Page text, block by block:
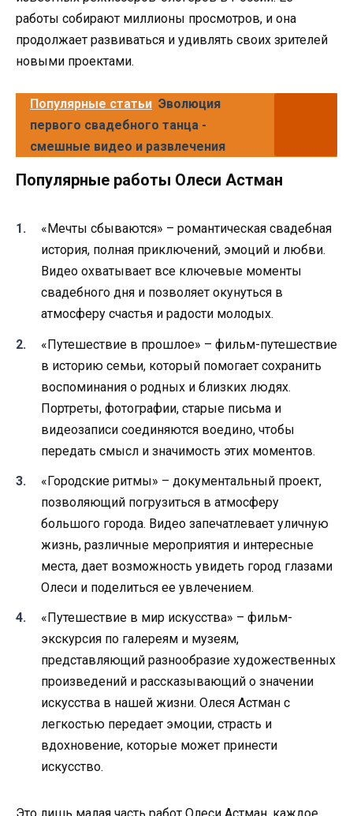
работы собирают миллионы просмотров, и она
продолжает развиваться и удивлять своих зрителей
новыми проектами.
Популярные статьи Эволюция
первого свадебного танца -
смешные видео и развлечения
Популярные работы Олеси Астман
«Мечты сбываются» – романтическая свадебная
история, полная приключений, эмоций и любви.
Видео охватывает все ключевые моменты
свадебного дня и позволяет окунуться в
атмосферу счастья и радости молодых.
«Путешествие в прошлое» – фильм-путешествие
в историю семьи, который помогает сохранить
воспоминания о родных и близких людях.
Портреты, фотографии, старые письма и
видеозаписи соединяются воедино, чтобы
передать смысл и значимость этих моментов.
«Городские ритмы» – документальный проект,
позволяющий погрузиться в атмосферу
большого города. Видео запечатлевает уличную
жизнь, различные мероприятия и интересные
места, дает возможность увидеть город глазами
Олеси и поделиться ее увлечением.
«Путешествие в мир искусства» – фильм-
экскурсия по галереям и музеям,
представляющий разнообразие художественных
произведений и рассказывающий о значении
искусства в нашей жизни. Олеся Астман с
легкостью передает эмоции, страсть и
вдохновение, которые может принести
искусство.